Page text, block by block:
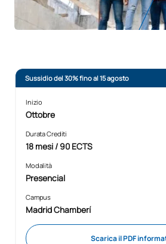
Sussidio del 30% fino al 15 agosto
Inizio
Ottobre
Durata Crediti
18 mesi / 90 ECTS
Modalità
Presencial
Campus
Madrid Chamberí
Scarica il PDF